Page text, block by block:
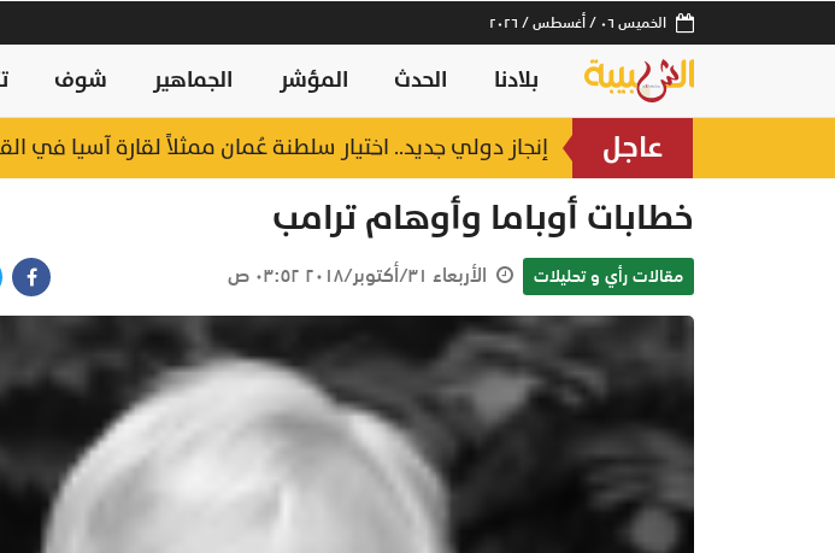
الخميس ٠٦ / أغسطس / ٢٠٢٦
بلادنا الحدث المؤشر الجماهير شوف
عاجل إنجاز دولي جديد.. اختيار سلطنة عُمان ممثلاً لقارة آسيا في
خطابات أوباما وأوهام ترامب
مقالات رأي و تحليلات الأربعاء ٣١/أكتوبر/٢٠١٨ ٠٣:٥٢ ص